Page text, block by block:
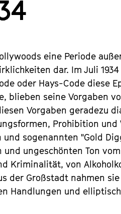
eine Periode
dar. Im Juli
oder Hays-Code diese
blieben seine Vorgaben
Vorgaben geradezu
Prohibition und
sogenannten "Gold
ungeschönten Ton
Kriminalität, von
der Großstadt nahmen
Handlungen und